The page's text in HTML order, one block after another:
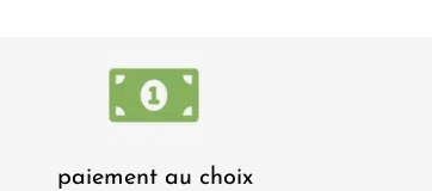
paiement au choix